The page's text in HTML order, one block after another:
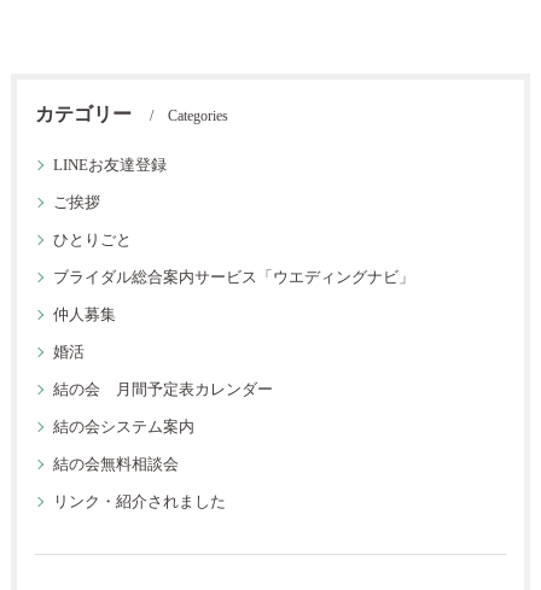
カテゴリー Categories
LINEお友達登録
ご挨拶
ひとりごと
ブライダル総合案内サービス「ウエディングナビ」
仲人募集
婚活
結の会 月間予定表カレンダー
結の会システム案内
結の会無料相談会
リンク・紹介されました